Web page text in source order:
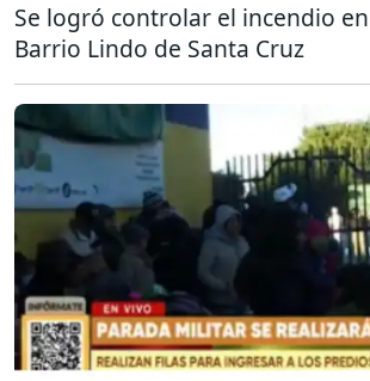
Se logró controlar el incendio
Barrio Lindo de Santa Cruz